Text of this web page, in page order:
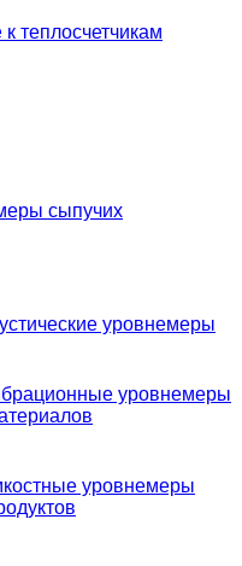
теплосчетчикам
сыпучих
уровнемеры
уровнемеры
уровнемеры